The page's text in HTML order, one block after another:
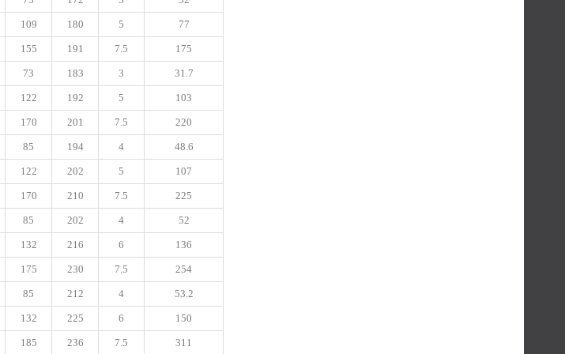
109 180 5 77
155 191 7.5 175
73 183 3 31.7
122 192 5 103
170 201 7.5 220
85 194 4 48.6
122 202 5 107
170 210 7.5 225
85 202 4 52
132 216 6 136
175 230 7.5 254
85 212 4 53.2
132 225 6 150
185 236 7.5 311